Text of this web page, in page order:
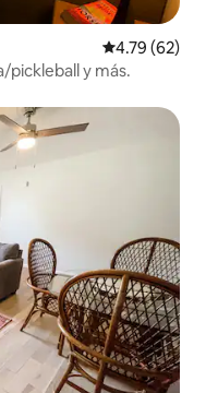
Calificación
4.79 (62)
pickleball y más.